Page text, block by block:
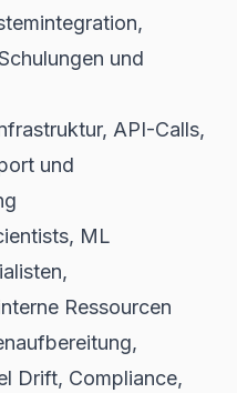
und
API-Calls,
und
ML
Ressourcen
Drift, Compliance,